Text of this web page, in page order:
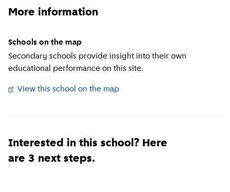
More information
Schools on the map
Secondary schools provide insight into their own
educational performance on this site.
View this school on the map
Interested in this school? Here
are 3 next steps.